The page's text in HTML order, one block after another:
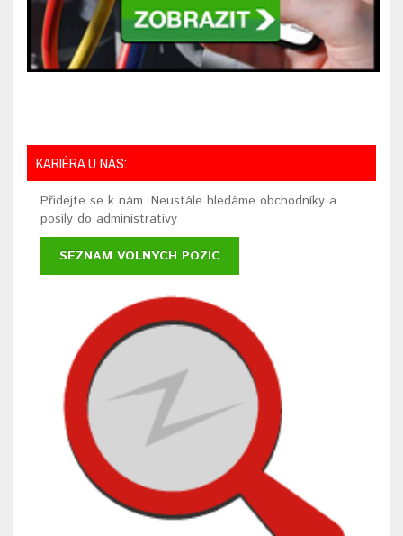
KARIÉRA U NÁS:
Přidejte se k nám. Neustále hledáme obchodníky a
posily do administrativy
SEZNAM VOLNÝCH POZIC